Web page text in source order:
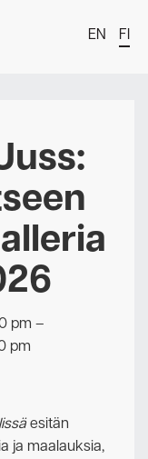
EN FI
pm –
pm
esitän
ja maalauksia,